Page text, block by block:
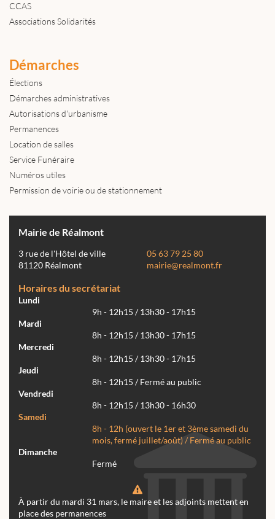
CCAS
Associations Solidarités
Démarches
Élections
Démarches administratives
Autorisations d'urbanisme
Permanences
Location de salles
Service Funéraire
Numéros utiles
Permission de voirie ou de stationnement
Mairie de Réalmont
3 rue de l'Hôtel de ville
81120 Réalmont
05 63 79 25 80
mairie@realmont.fr
Horaires du secrétariat
Lundi
9h - 12h15 / 13h30 - 17h15
Mardi
8h - 12h15 / 13h30 - 17h15
Mercredi
8h - 12h15 / 13h30 - 17h15
Jeudi
8h - 12h15 / Fermé au public
Vendredi
8h - 12h15 / 13h30 - 16h30
Samedi
8h - 12h (ouvert le 1er et 3ème samedi du
mois, fermé juillet/août) / Fermé au public
Dimanche
Fermé
À partir du mardi 31 mars, le maire et les adjoints mettent en
place des permanences